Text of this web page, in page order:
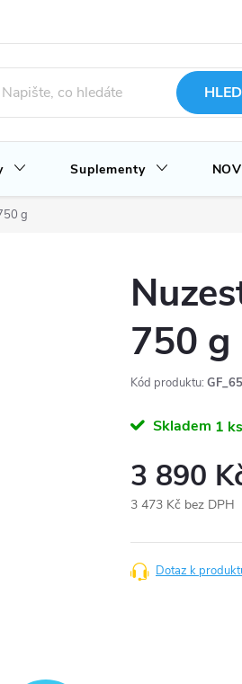
Suplementy
g
750 g
Kód produktu:
Skladem 1 ks
3 890
3 473 Kč bez DPH
cena:
Dotaz k